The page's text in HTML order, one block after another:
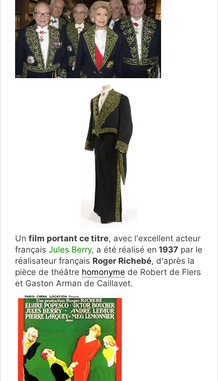
Un film portant ce titre, avec l'excellent acteur
français Jules Berry, a été réalisé en 1937 par le
réalisateur français Roger Richebé, d'après la
pièce de théâtre homonyme de Robert de Flers
et Gaston Arman de Caillavet.